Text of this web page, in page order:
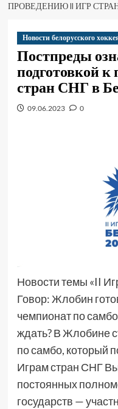
ПРОВЕДЕНИЮ II ИГР
Новости белорусского
Постпреды
подготовкой
стран СНГ в
09.06.2023 0
Новости темы «II
Говор: Жлобин
чемпионат по
ждать? В Жлобине
по самбо, который
Играм стран СНГ
постоянных
государств —